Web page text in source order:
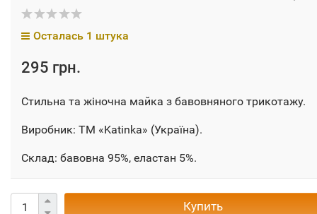
Осталась 1 штука
295 грн.
Стильна та жіночна майка з бавовняного трикотажу.
Виробник: ТМ «Katinka» (Україна).
Склад: бавовна 95%, еластан 5%.
Купить